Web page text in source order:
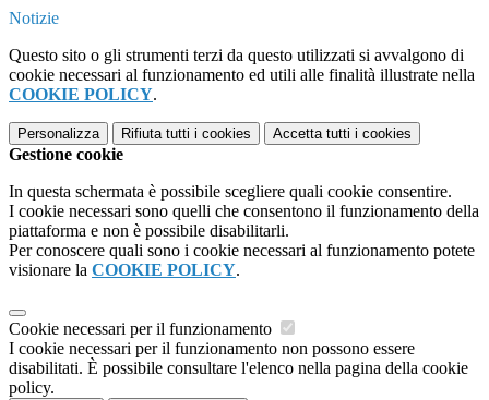
Notizie
Questo sito o gli strumenti terzi da questo utilizzati si avvalgono di
cookie necessari al funzionamento ed utili alle finalità illustrate nella
COOKIE POLICY.
Personalizza Rifiuta tutti i cookies Accetta tutti i cookies
Gestione cookie
In questa schermata è possibile scegliere quali cookie consentire.
I cookie necessari sono quelli che consentono il funzionamento della
piattaforma e non è possibile disabilitarli.
Per conoscere quali sono i cookie necessari al funzionamento potete
visionare la COOKIE POLICY.
Cookie necessari per il funzionamento
I cookie necessari per il funzionamento non possono essere
disabilitati. È possibile consultare l'elenco nella pagina della cookie
policy.